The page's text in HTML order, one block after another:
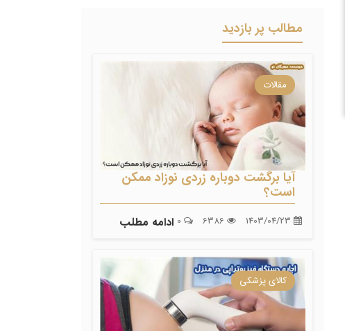
مطالب پر بازدید
مقالات
آیا برگشت دوباره زردی نوزاد ممکن
است؟
ادامه مطلب
کالای پزشکی